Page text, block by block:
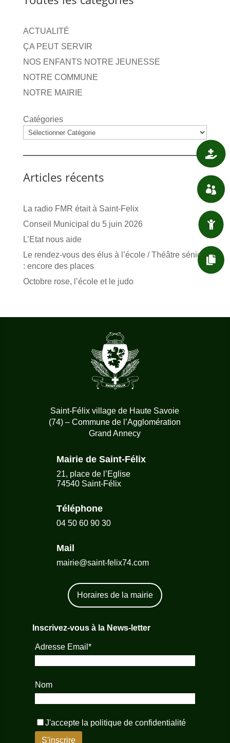

SANTÉ


ENFANT / JEUNESSE

DÉMARCHES ADMIN.
ACTUALITÉ
ÇA PEUT SERVIR
NOS ENFANTS NOTRE JEUNESSE
NOTRE COMMUNE
NOTRE MAIRIE
Catégories
Articles récents
La radio FMR était à Saint-Felix
Conseil Municipal du 5 juin 2026
L’Etat nous aide
Le rendez-vous des élus à l’école / Théâtre sénior
: encore des places
Octobre rose, l’école et le judo
Saint-Félix village de Haute Savoie
(74) – Commune de l’Agglomération
Grand Annecy
Mairie de Saint-Félix
21, place de l’Eglise
74540 Saint-Félix
Téléphone
04 50 60 90 30
Mail
mairie@saint-felix74.com
Horaires de la mairie
Inscrivez-vous à la News-letter
Adresse Email*
Nom
J'accepte la politique de confidentialité